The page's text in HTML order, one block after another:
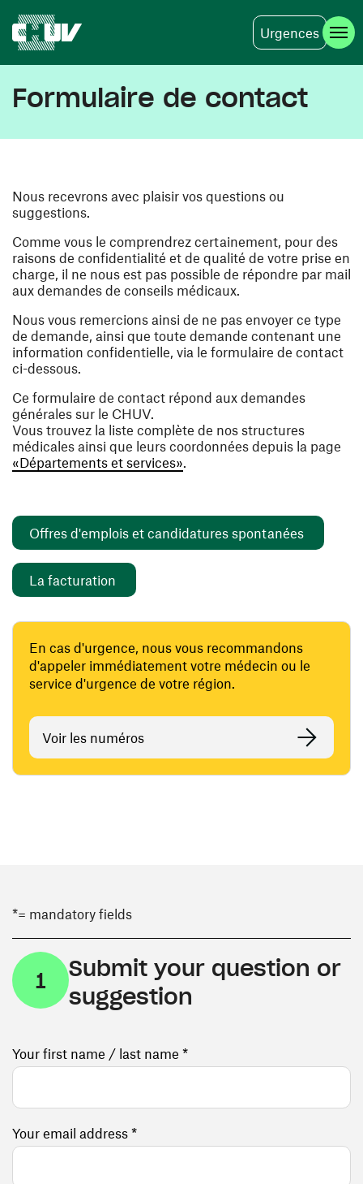
Urgences
Formulaire de contact
Nous recevrons avec plaisir vos questions ou
suggestions.
Comme vous le comprendrez certainement, pour des
raisons de confidentialité et de qualité de votre prise en
charge, il ne nous est pas possible de répondre par mail
aux demandes de conseils médicaux.
Nous vous remercions ainsi de ne pas envoyer ce type
de demande, ainsi que toute demande contenant une
information confidentielle, via le formulaire de contact
ci-dessous.
Ce formulaire de contact répond aux demandes
générales sur le CHUV.
Vous trouvez la liste complète de nos structures
médicales ainsi que leurs coordonnées depuis la page
«Départements et services».
Offres d'emplois et candidatures spontanées
La facturation
En cas d'urgence, nous vous recommandons
d'appeler immédiatement votre médecin ou le
service d'urgence de votre région.
Voir les numéros
*= mandatory fields
1
Submit your question or
suggestion
Your first name / last name *
Your email address *